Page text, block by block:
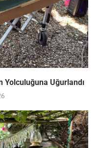
Yolculuğuna Uğurlandı